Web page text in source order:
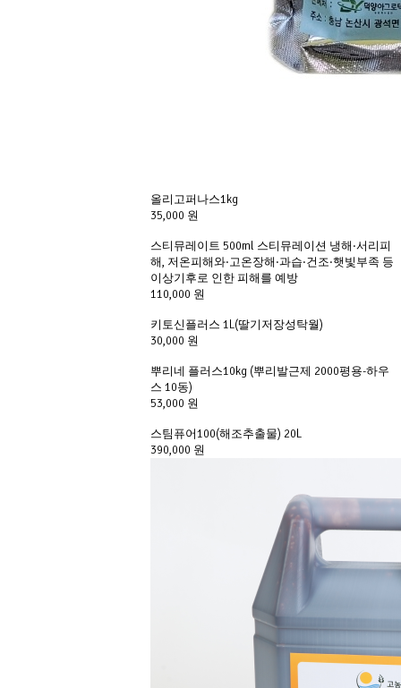
올리고퍼나스1kg
35,000 원
스티뮤레이트 500ml 스티뮤레이션 냉해·서리피
해, 저온피해와·고온장해·과습·건조·햇빛부족 등
이상기후로 인한 피해를 예방
110,000 원
키토신플러스 1L(딸기저장성탁월)
30,000 원
뿌리네 플러스10kg (뿌리발근제 2000평용-하우
스 10동)
53,000 원
스팀퓨어100(해조추출물) 20L
390,000 원